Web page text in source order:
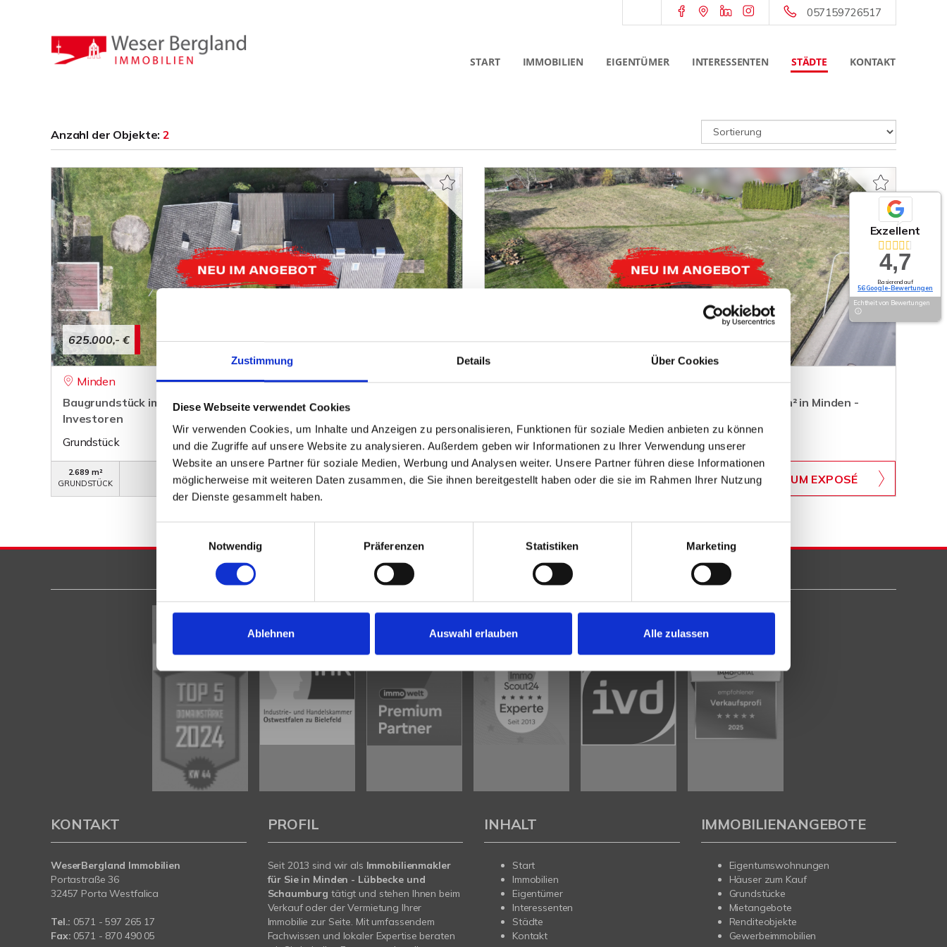
Zustimmung Details Über Cookies
Diese Webseite verwendet Cookies
Wir verwenden Cookies, um Inhalte und Anzeigen zu personalisieren, Funktionen für soziale Medien anbieten zu können
und die Zugriffe auf unsere Website zu analysieren. Außerdem geben wir Informationen zu Ihrer Verwendung unserer
Website an unsere Partner für soziale Medien, Werbung und Analysen weiter. Unsere Partner führen diese Informationen
möglicherweise mit weiteren Daten zusammen, die Sie ihnen bereitgestellt haben oder die sie im Rahmen Ihrer Nutzung
der Dienste gesammelt haben.
Notwendig
Präferenzen Statistiken Marketing
Ablehnen Auswahl erlauben Alle zulassen
057159726517
START IMMOBILIEN EIGENTÜMER INTERESSENTEN STÄDTE KONTAKT
Anzahl der Objekte:2
625.000,- €
Minden
Baugrundstück im II. Innenstadtring - ideal für Bauträger und
Investoren
Grundstück
2.689 m²
GRUNDSTÜCK
OBJEKTNUMMER
ZUM EXPOSÉ
599.000,- €
Minden
Seltene Gelegenheit: Baugrundstück mit über 3.000 m² in Minden -
Wohngrundstück
GRUNDSTÜCK
OBJEKTNUMMER
ZUM EXPOSÉ
Exzellent
4,7
Basierend auf
56 Google-Bewertungen
Echtheit von Bewertungen
PARTNER & AUSZEICHNUNGEN
KONTAKT
WeserBergland Immobilien
Portastraße 36
32457 Porta Westfalica
Tel.: 0571 - 597 265 17
Fax: 0571 - 870 490 05
PROFIL
Seit 2013 sind wir als Immobilienmakler
für Sie in Minden - Lübbecke und
Schaumburgtätigt und stehen Ihnen beim
Verkauf oder der Vermietung Ihrer
Immobilie zur Seite. Mit umfassendem
Fachwissen und lokaler Expertise beraten
INHALT
Start
Immobilien
Eigentümer
Interessenten
Städte
Kontakt
IMMOBILIENANGEBOTE
Eigentumswohnungen
Häuser zum Kauf
Grundstücke
Mietangebote
Renditeobjekte
Gewerbeimmobilien